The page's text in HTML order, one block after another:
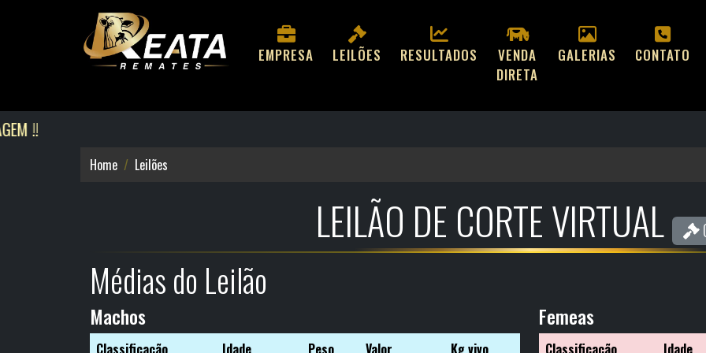
EMPRESA LEILÕES RESULTADOS
VENDA
DIRETA
GALERIAS CONTATO
Home Leilões
LEILÃO DE CORTE VIRTUAL
Médias do Leilão
Machos Femeas